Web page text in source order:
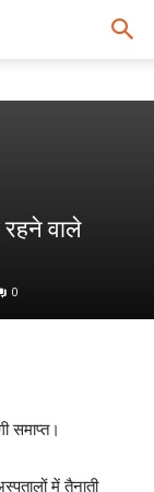
वाले
0
समाप्त।
में तैनाती